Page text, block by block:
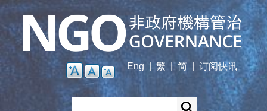
Skip
main
content
Eng
繁 | 简 订阅快讯